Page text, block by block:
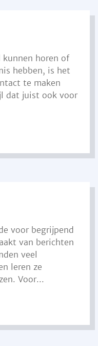
horen of
hebben, is het
te maken
dat juist ook voor
voor begrijpend
van berichten
veel
leren ze
Voor...